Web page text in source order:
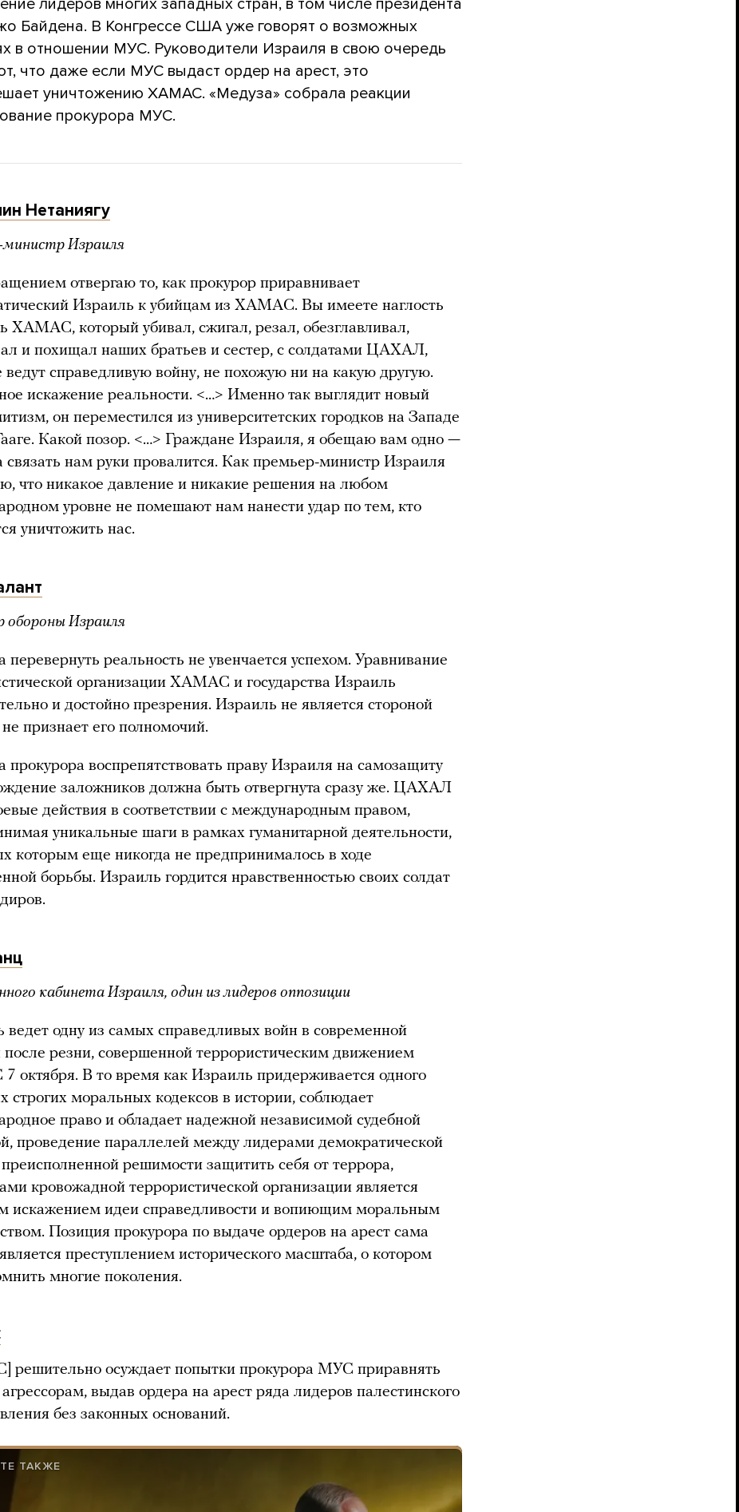
лидеров многих западных стран, в том числе президента
Байдена. В Конгрессе США уже говорят о возможных
в отношении МУС. Руководители Израиля в свою очередь
что даже если МУС выдаст ордер на арест, это
уничтожению ХАМАС. «Медуза» собрала реакции
прокурора МУС.
Нетаниягу
министр Израиля
отвергаю то, как прокурор приравнивает
Израиль к убийцам из ХАМАС. Вы имеете наглость
ХАМАС, который убивал, сжигал, резал, обезглавливал,
и похищал наших братьев и сестер, с солдатами ЦАХАЛ,
ведут справедливую войну, не похожую ни на какую другую.
искажение реальности. <…> Именно так выглядит новый
он переместился из университетских городков на Западе
Какой позор. <…> Граждане Израиля, я обещаю вам одно —
связать нам руки провалится. Как премьер-министр Израиля
что никакое давление и никакие решения на любом
уровне не помешают нам нанести удар по тем, кто
уничтожить нас.
обороны Израиля
перевернуть реальность не увенчается успехом. Уравнивание
организации ХАМАС и государства Израиль
и достойно презрения. Израиль не является стороной
не признает его полномочий.
прокурора воспрепятствовать праву Израиля на самозащиту
заложников должна быть отвергнута сразу же. ЦАХАЛ
действия в соответствии с международным правом,
уникальные шаги в рамках гуманитарной деятельности,
которым еще никогда не предпринималось в ходе
борьбы. Израиль гордится нравственностью своих солдат
кабинета Израиля, один из лидеров оппозиции
ведет одну из самых справедливых войн в современной
после резни, совершенной террористическим движением
В то время как Израиль придерживается одного
строгих моральных кодексов в истории, соблюдает
право и обладает надежной независимой судебной
проведение параллелей между лидерами демократической
решимости защитить себя от террора,
кровожадной террористической организации является
искажением идеи справедливости и вопиющим моральным
Позиция прокурора по выдаче ордеров на арест сама
преступлением исторического масштаба, о котором
многие поколения.
решительно осуждает попытки прокурора МУС приравнять
выдав ордера на арест ряда лидеров палестинского
без законных оснований.
ТАКЖЕ